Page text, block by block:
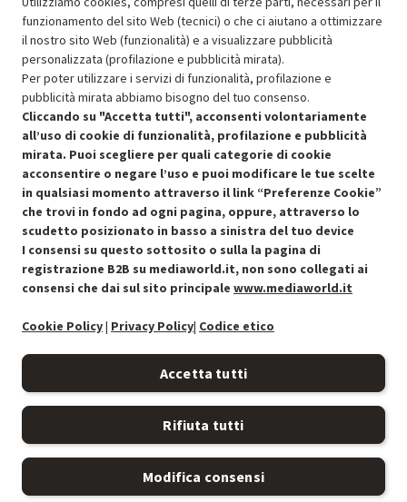
Aggiungi al carrello
SCONTO RICONDIZIONATI
Approfitta dello sconto del 50% sul prodotto ricondizionato.
Condizioni generali di vendita Recedere dal contratto qui
funzionamento del sito Web (tecnici) o che ci aiutano a ottimizzare
il nostro sito Web (funzionalità) e a visualizzare pubblicità
personalizzata (profilazione e pubblicità mirata).
Per poter utilizzare i servizi di funzionalità, profilazione e
pubblicità mirata abbiamo bisogno del tuo consenso.
Cliccando su "Accetta tutti", acconsenti volontariamente
all’uso di cookie di funzionalità, profilazione e pubblicità
mirata. Puoi scegliere per quali categorie di cookie
acconsentire o negare l’uso e puoi modificare le tue scelte
in qualsiasi momento attraverso il link “Preferenze Cookie”
che trovi in fondo ad ogni pagina, oppure, attraverso lo
scudetto posizionato in basso a sinistra del tuo device
I consensi su questo sottosito o sulla la pagina di
registrazione B2B su mediaworld.it, non sono collegati ai
consensi che dai sul sito principale www.mediaworld.it
Cookie Policy| Privacy Policy| Codice etico
Accetta tutti
Rifiuta tutti
Modifica consensi